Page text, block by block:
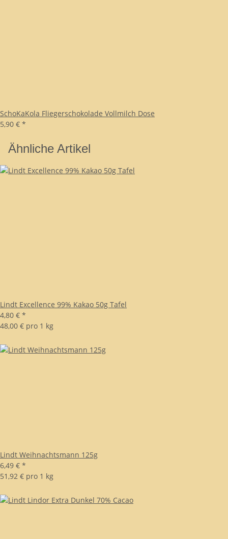
SchoKaKola Fliegerschokolade Vollmilch Dose
5,90 € *
Ähnliche Artikel
Lindt Excellence 99% Kakao 50g Tafel
4,80 € *
48,00 € pro 1 kg
Lindt Weihnachtsmann 125g
6,49 € *
51,92 € pro 1 kg